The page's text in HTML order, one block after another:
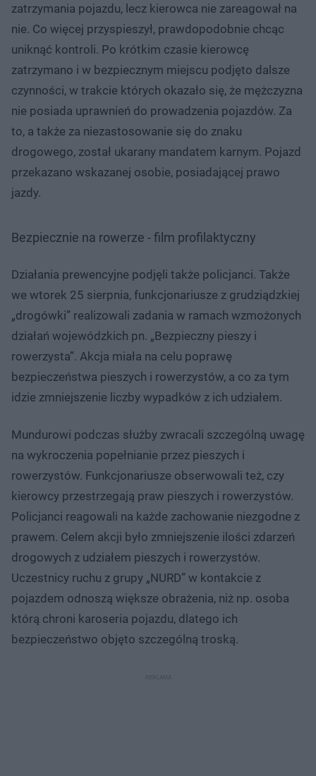
zatrzymania pojazdu, lecz kierowca nie zareagował na
nie. Co więcej przyspieszył, prawdopodobnie chcąc
uniknąć kontroli. Po krótkim czasie kierowcę
zatrzymano i w bezpiecznym miejscu podjęto dalsze
czynności, w trakcie których okazało się, że mężczyzna
nie posiada uprawnień do prowadzenia pojazdów. Za
to, a także za niezastosowanie się do znaku
drogowego, został ukarany mandatem karnym. Pojazd
przekazano wskazanej osobie, posiadającej prawo
jazdy.
Bezpiecznie na rowerze - film profilaktyczny
Działania prewencyjne podjęli także policjanci. Także
we wtorek 25 sierpnia, funkcjonariusze z grudziądzkiej
„drogówki” realizowali zadania w ramach wzmożonych
działań wojewódzkich pn. „Bezpieczny pieszy i
rowerzysta”. Akcja miała na celu poprawę
bezpieczeństwa pieszych i rowerzystów, a co za tym
idzie zmniejszenie liczby wypadków z ich udziałem.
Mundurowi podczas służby zwracali szczególną uwagę
na wykroczenia popełnianie przez pieszych i
rowerzystów. Funkcjonariusze obserwowali też, czy
kierowcy przestrzegają praw pieszych i rowerzystów.
Policjanci reagowali na każde zachowanie niezgodne z
prawem. Celem akcji było zmniejszenie ilości zdarzeń
drogowych z udziałem pieszych i rowerzystów.
Uczestnicy ruchu z grupy „NURD” w kontakcie z
pojazdem odnoszą większe obrażenia, niż np. osoba
którą chroni karoseria pojazdu, dlatego ich
bezpieczeństwo objęto szczególną troską.